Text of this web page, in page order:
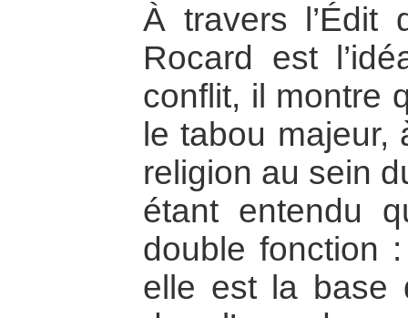
À travers l’Édit
Rocard est
conflit, il montre
le tabou majeur,
religion au sein
étant entendu
double fonction
elle est la base